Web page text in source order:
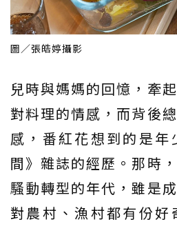
圖／張皓婷攝影
兒時與媽媽的回憶，牽
對料理的情感，而背後
感，番紅花想到的是年
間》雜誌的經歷。那時
騷動轉型的年代，雖是
對農村、漁村都有份好